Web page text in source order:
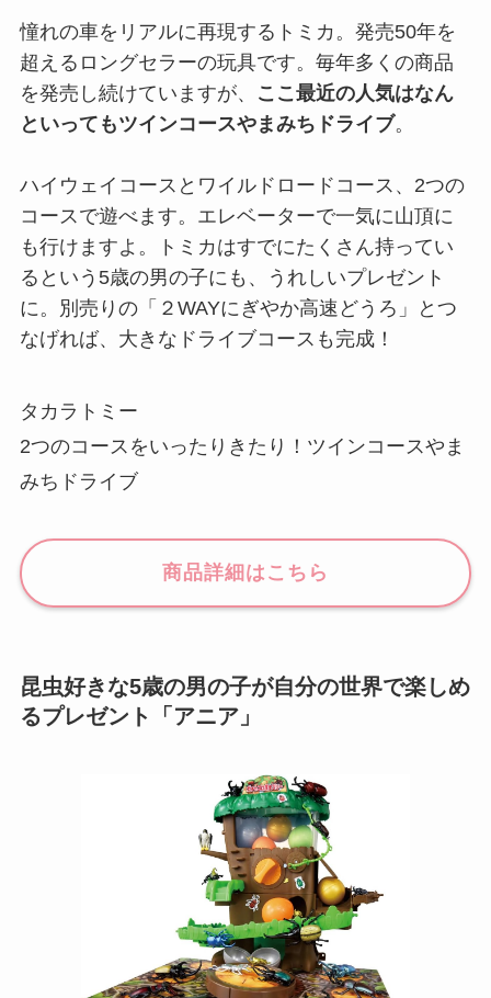
憧れの車をリアルに再現するトミカ。発売50年を
超えるロングセラーの玩具です。毎年多くの商品
を発売し続けていますが、
ここ最近の人気はなん
といってもツインコースやまみちドライブ。
ハイウェイコースとワイルドロードコース、2つの
コースで遊べます。エレベーターで一気に山頂に
も行けますよ。トミカはすでにたくさん持ってい
るという5歳の男の子にも、うれしいプレゼント
に。別売りの「２WAYにぎやか高速どうろ」とつ
なげれば、大きなドライブコースも完成！
タカラトミー
2つのコースをいったりきたり！ツインコースやま
みちドライブ
商品詳細はこちら
昆虫好きな5歳の男の子が自分の世界で楽しめ
るプレゼント「アニア」